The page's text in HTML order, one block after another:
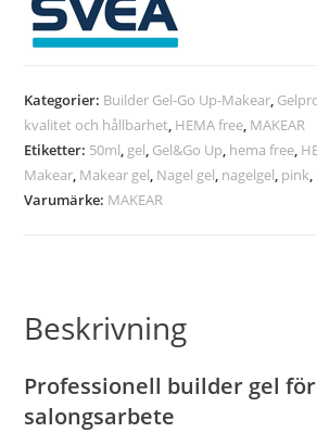
Kategorier: Builder Gel-Go Up-Makear,
kvalitet och hållbarhet, HEMA free, MAKEAR
Etiketter: 50ml, gel, Gel&Go Up, hema free,
Makear, Makear gel, Nagel gel, nagelgel, pink,
Varumärke: MAKEAR
Beskrivning
Professionell builder gel för
salongsarbete